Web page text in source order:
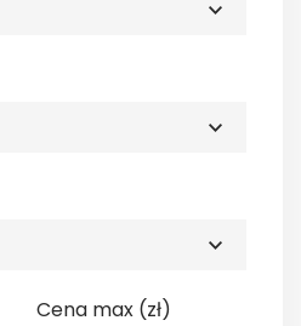
Cena max (zł)